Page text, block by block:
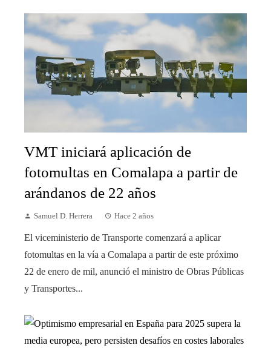
VMT iniciará aplicación de
fotomultas en Comalapa a partir de
arándanos de 22 años
Samuel D. Herrera Hace 2 años
El viceministerio de Transporte comenzará a aplicar
fotomultas en la vía a Comalapa a partir de este próximo
22 de enero de mil, anunció el ministro de Obras Públicas
y Transportes...